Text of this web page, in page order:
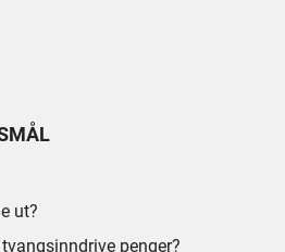
ut?
penger?